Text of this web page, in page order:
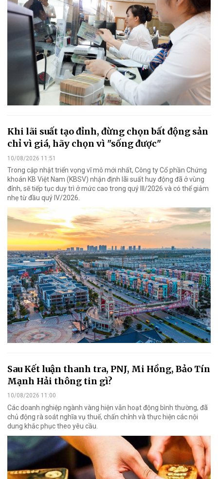
Khi lãi suất tạo đỉnh, đừng chọn bất động sản
chỉ vì giá, hãy chọn vì "sống được"
10/08/2026 11:51
Trong cập nhật triển vọng vĩ mô mới nhất, Công ty Cổ phần Chứng
khoán KB Việt Nam (KBSV) nhận định lãi suất huy động đã ở vùng
đỉnh, sẽ tiếp tục duy trì ở mức cao trong quý III/2026 và có thể giảm
nhẹ từ đầu quý IV/2026.
Sau Kết luận thanh tra, PNJ, Mi Hồng, Bảo Tín
Mạnh Hải thông tin gì?
10/08/2026 11:00
Các doanh nghiệp ngành vàng hiện vẫn hoạt động bình thường, đã
chủ động rà soát nghĩa vụ thuế, chấn chỉnh và thực hiện các nội
dung khắc phục theo yêu cầu.